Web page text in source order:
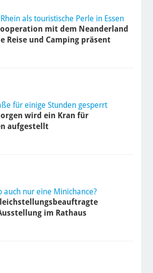
als touristische Perle in Essen
mit dem Neanderland
Reise und Camping präsent
für einige Stunden gesperrt
wird ein Kran für
aufgestellt
auch nur eine Minichance?
im Rathaus